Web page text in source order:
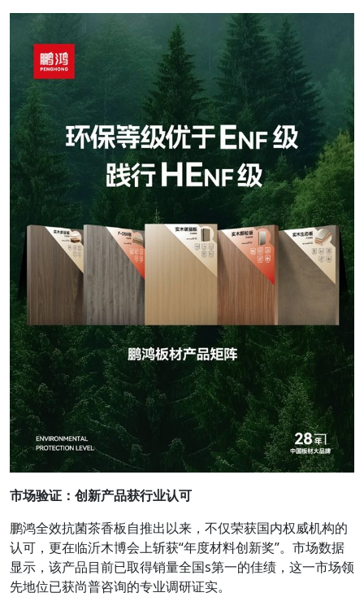
市场验证：创新产品获行业认可
鹏鸿全效抗菌茶香板自推出以来，不仅荣获国内权威机构的
认可，更在临沂木博会上斩获“年度材料创新奖”。市场数据
显示，该产品目前已取得销量全国s第一的佳绩，这一市场领
先地位已获尚普咨询的专业调研证实。